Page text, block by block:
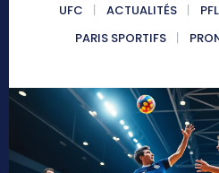
UFC ACTUALITÉS PFL
PARIS SPORTIFS